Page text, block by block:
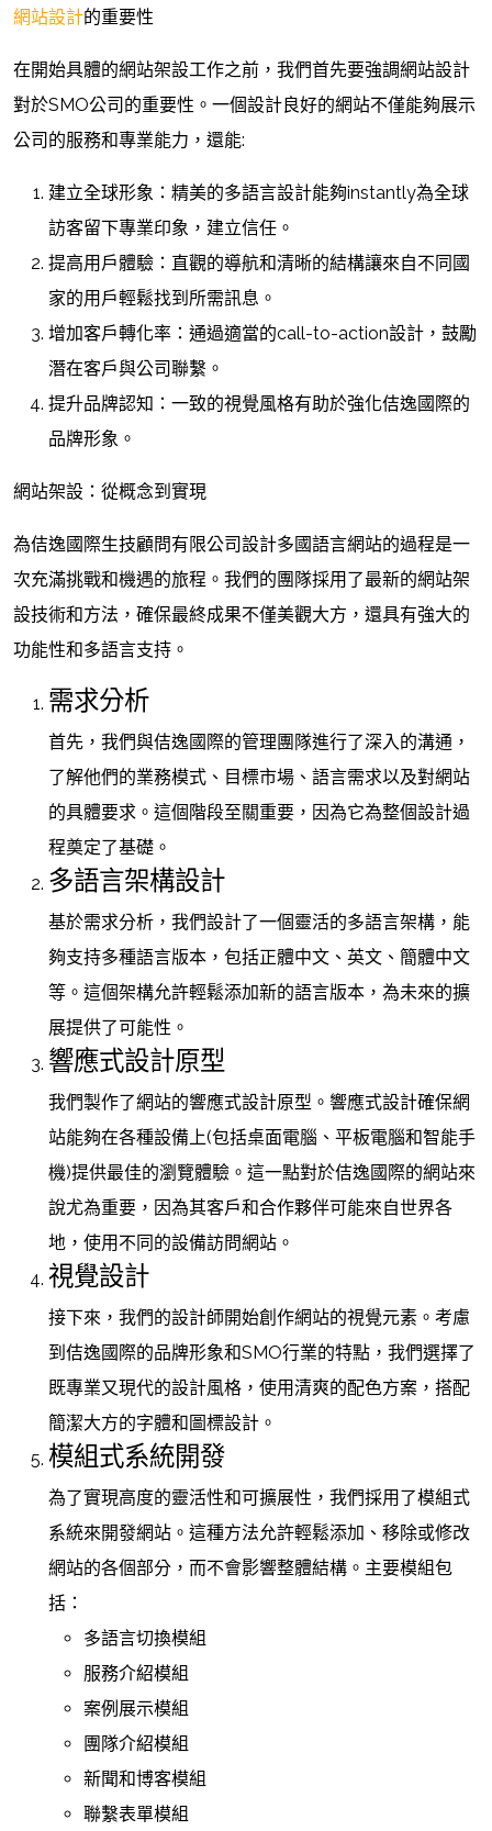
網站設計的重要性
在開始具體的網站架設工作之前，我們首先要強調網站設計
對於SMO公司的重要性。一個設計良好的網站不僅能夠展示
公司的服務和專業能力，還能:
建立全球形象：精美的多語言設計能夠instantly為全球
訪客留下專業印象，建立信任。
提高用戶體驗：直觀的導航和清晰的結構讓來自不同國
家的用戶輕鬆找到所需訊息。
增加客戶轉化率：通過適當的call-to-action設計，鼓勵
潛在客戶與公司聯繫。
提升品牌認知：一致的視覺風格有助於強化佶逸國際的
品牌形象。
網站架設：從概念到實現
為佶逸國際生技顧問有限公司設計多國語言網站的過程是一
次充滿挑戰和機遇的旅程。我們的團隊採用了最新的網站架
設技術和方法，確保最終成果不僅美觀大方，還具有強大的
功能性和多語言支持。
需求分析
首先，我們與佶逸國際的管理團隊進行了深入的溝通，
了解他們的業務模式、目標市場、語言需求以及對網站
的具體要求。這個階段至關重要，因為它為整個設計過
程奠定了基礎。
多語言架構設計
基於需求分析，我們設計了一個靈活的多語言架構，能
夠支持多種語言版本，包括正體中文、英文、簡體中文
等。這個架構允許輕鬆添加新的語言版本，為未來的擴
展提供了可能性。
響應式設計原型
我們製作了網站的響應式設計原型。響應式設計確保網
站能夠在各種設備上(包括桌面電腦、平板電腦和智能手
機)提供最佳的瀏覽體驗。這一點對於佶逸國際的網站來
說尤為重要，因為其客戶和合作夥伴可能來自世界各
地，使用不同的設備訪問網站。
視覺設計
接下來，我們的設計師開始創作網站的視覺元素。考慮
到佶逸國際的品牌形象和SMO行業的特點，我們選擇了
既專業又現代的設計風格，使用清爽的配色方案，搭配
簡潔大方的字體和圖標設計。
模組式系統開發
為了實現高度的靈活性和可擴展性，我們採用了模組式
系統來開發網站。這種方法允許輕鬆添加、移除或修改
網站的各個部分，而不會影響整體結構。主要模組包
括：
多語言切換模組
服務介紹模組
案例展示模組
團隊介紹模組
新聞和博客模組
聯繫表單模組